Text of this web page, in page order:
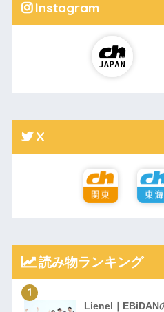
Instagram
X
読み物ランキング
Lienel｜EBiDAN